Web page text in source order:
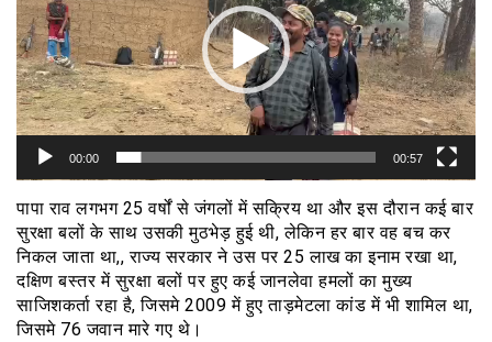
00:00 00:57
पापा राव लगभग 25 वर्षों से जंगलों में सक्रिय था और इस दौरान कई बार
सुरक्षा बलों के साथ उसकी मुठभेड़ हुई थी, लेकिन हर बार वह बच कर
निकल जाता था,, राज्य सरकार ने उस पर 25 लाख का इनाम रखा था,
दक्षिण बस्तर में सुरक्षा बलों पर हुए कई जानलेवा हमलों का मुख्य
साजिशकर्ता रहा है, जिसमे 2009 में हुए ताड़मेटला कांड में भी शामिल था,
जिसमे 76 जवान मारे गए थे।